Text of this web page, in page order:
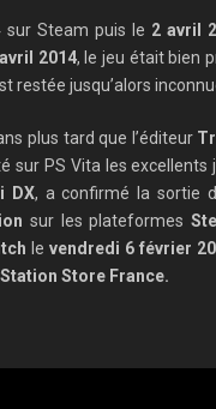
Steam puis le 2 avril
2014, le jeu était bien
restée jusqu’alors
plus tard que l’éditeur
sur PS Vita les excellents
DX, a confirmé la sortie
sur les plateformes
le vendredi 6 février
Store France.